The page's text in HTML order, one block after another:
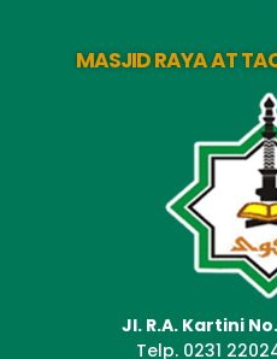
MASJID RAYA AT
Jl. R.A. Kartini
Telp. 0231